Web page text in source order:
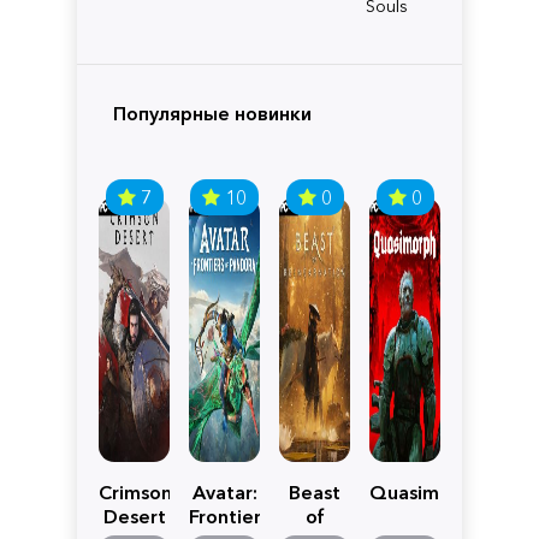
Souls
Популярные новинки
7
Crimson
Desert
10
Avatar:
Frontiers
0
Beast
of
0
Quasimorph